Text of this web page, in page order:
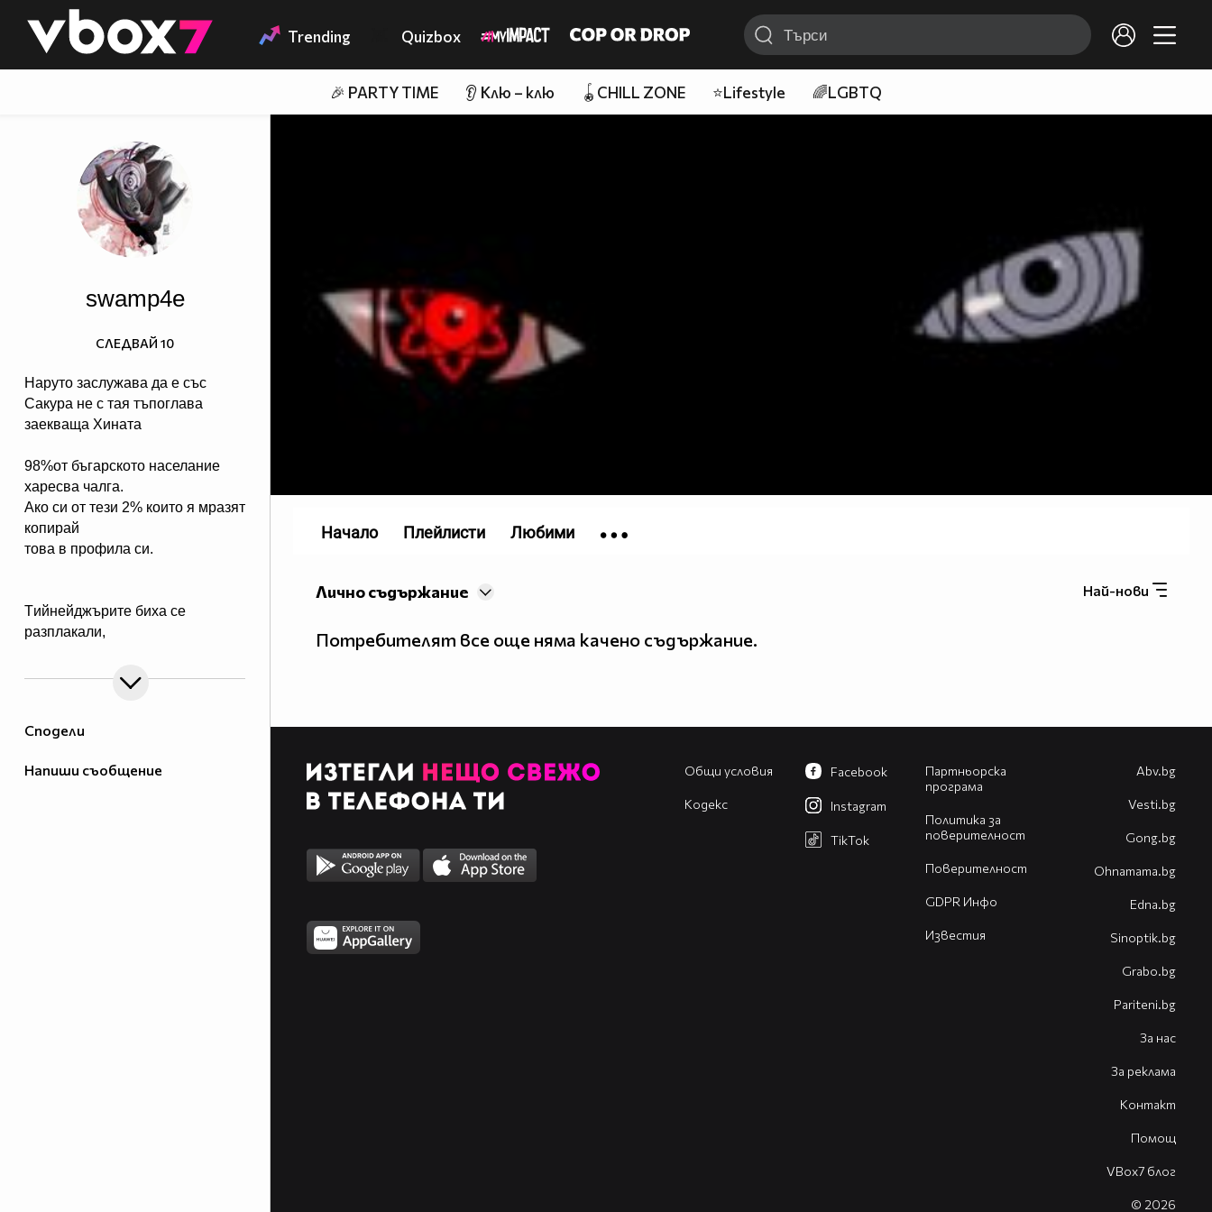
👾 Trending Quizbox
🎉 PARTY TIME 👂 Клю – клю 🪀CHILL ZONE ⭐Lifestyle 🌈LGBTQ
Сподели
Напиши съобщение
swamp4e
Наруто заслужава да е със
Сакура не с тая тъпоглава
заекваща Хината
98%от бъгарското населание
харесва чалга.
Ако си от тези 2% които я мразят
копирай
това в профила си.
Tийнейджърите биха се
разплакали,
покрива на ръба на
небостъргач, готов да скочи
които биха седяли отстрани с
"НАПРАВИ ЗАДНО САЛТО!!",
СЛЕДВАЙ 10
Най-нови
Лично съдържание
Потребителят все още няма качено съдържание.
Начало Плейлисти Любими
Общи условия
Кодекс
Партньорска
програма
Политика за
поверителност
Поверителност
GDPR Инфо
Известия
Facebook
Instagram
TikTok
Abv.bg
Vesti.bg
Gong.bg
Оhnamama.bg
Edna.bg
Sinoptik.bg
Grabo.bg
Pariteni.bg
За нас
За реклама
Контакт
Помощ
VBox7 блог
© 2026